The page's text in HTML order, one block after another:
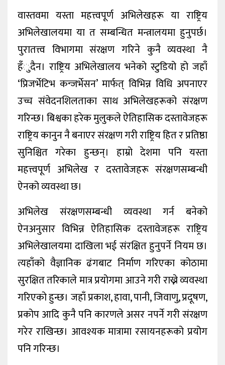
वास्तवमा यस्ता महत्त्वपूर्ण अभिलेखहरू या राष्ट्रिय
अभिलेखालयमा या त सम्बन्धित मन्त्रालयमा हुनुपर्छ।
पुरातत्त्व विभागमा संरक्षण गरिने कुनै व्यवस्था नै
हँुदैन। राष्ट्रिय अभिलेखालय भनेको स्टुडियो हो जहाँ
‘प्रिजर्भेटिभ कन्जर्भेसन’ मार्फत् विभिन्न विधि अपनाएर
उच्च संवेदनशिलताका साथ अभिलेखहरूको संरक्षण
गरिन्छ। बिश्वका हरेक मुलुकले ऐतिहासिक दस्तावेजहरू
राष्ट्रिय कानुन नै बनाएर संरक्षण गरी राष्ट्रिय हित र प्रतिष्ठा
सुनिश्चित गरेका हुन्छन्। हाम्रो देशमा पनि यस्ता
महत्त्वपूर्ण अभिलेख र दस्तावेजहरू संरक्षणसम्बन्धी
ऐनको व्यवस्था छ।
अभिलेख संरक्षणसम्बन्धी व्यवस्था गर्न बनेको
ऐनअनुसार विभिन्न ऐतिहासिक दस्तावेजहरू राष्ट्रिय
अभिलेखालयमा दाखिला भई संरक्षित हुनुपर्ने नियम छ।
त्यहाँको वैज्ञानिक ढंगबाट निर्माण गरिएका कोठामा
सुरक्षित तरिकाले मात्र प्रयोगमा आउने गरी राख्ने व्यवस्था
गरिएको हुन्छ। जहाँ प्रकाश, हावा, पानी, जिवाणु, प्रदूषण,
प्रकोप आदि कुनै पनि कारणले असर नपर्ने गरी संरक्षण
गरेर राखिन्छ। आवश्यक मात्रामा रसायनहरूको प्रयोग
पनि गरिन्छ।